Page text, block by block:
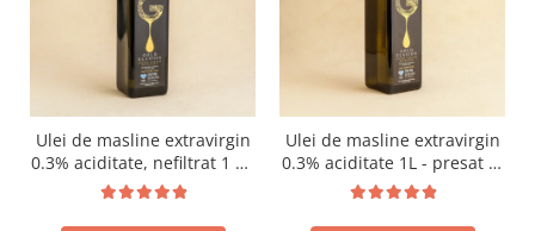
Ulei de masline extravirgin
0.3% aciditate, nefiltrat 1 L -
presat la rece RECOLTA
Ulei de masline extravirgin
0.3% aciditate 1L - presat la
rece RECOLTA NOUA